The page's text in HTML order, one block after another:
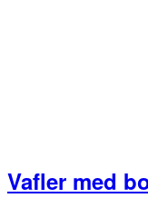
Vafler med